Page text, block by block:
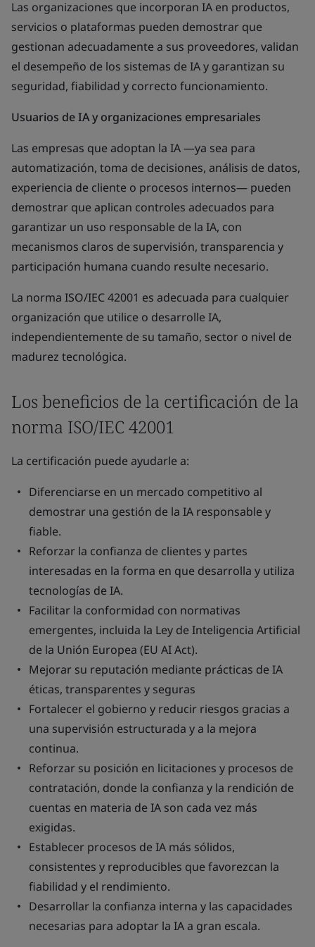
Las organizaciones que incorporan IA en productos,
servicios o plataformas pueden demostrar que
gestionan adecuadamente a sus proveedores, validan
el desempeño de los sistemas de IA y garantizan su
seguridad, fiabilidad y correcto funcionamiento.
Usuarios de IA y organizaciones empresariales
Las empresas que adoptan la IA —ya sea para
automatización, toma de decisiones, análisis de datos,
experiencia de cliente o procesos internos— pueden
demostrar que aplican controles adecuados para
garantizar un uso responsable de la IA, con
mecanismos claros de supervisión, transparencia y
participación humana cuando resulte necesario.
La norma ISO/IEC 42001 es adecuada para cualquier
organización que utilice o desarrolle IA,
independientemente de su tamaño, sector o nivel de
madurez tecnológica.
Los beneficios de la certificación de la
norma ISO/IEC 42001
La certificación puede ayudarle a:
Diferenciarse en un mercado competitivo al
demostrar una gestión de la IA responsable y
fiable.
Reforzar la confianza de clientes y partes
interesadas en la forma en que desarrolla y utiliza
tecnologías de IA.
Facilitar la conformidad con normativas
emergentes, incluida la Ley de Inteligencia Artificial
de la Unión Europea (EU AI Act).
Mejorar su reputación mediante prácticas de IA
éticas, transparentes y seguras
Fortalecer el gobierno y reducir riesgos gracias a
una supervisión estructurada y a la mejora
continua.
Reforzar su posición en licitaciones y procesos de
contratación, donde la confianza y la rendición de
cuentas en materia de IA son cada vez más
exigidas.
Establecer procesos de IA más sólidos,
consistentes y reproducibles que favorezcan la
fiabilidad y el rendimiento.
Desarrollar la confianza interna y las capacidades
necesarias para adoptar la IA a gran escala.